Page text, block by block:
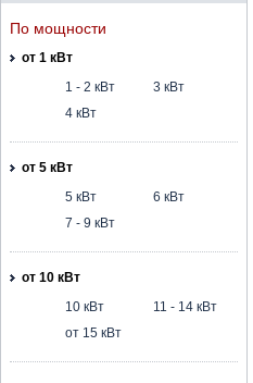
По мощности
от 1 кВт
1 - 2 кВт
3 кВт
4 кВт
от 5 кВт
5 кВт
6 кВт
7 - 9 кВт
от 10 кВт
10 кВт
11 - 14 кВт
от 15 кВт